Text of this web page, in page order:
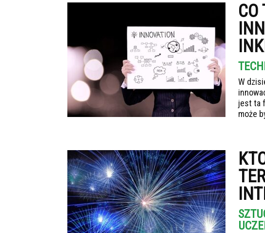
CO
W
jest ta
może